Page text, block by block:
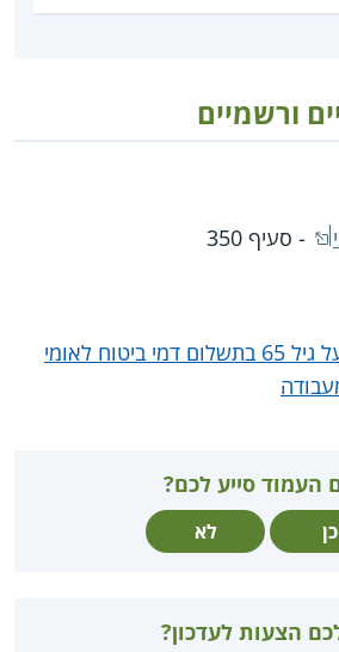
ורשמיים
- סעיף 350
אין לחייב מבוטח מעל גיל 65 בתשלום דמי ביטוח לאומי
העמוד סייע לכם?
כן לא
הצעות לעדכון?